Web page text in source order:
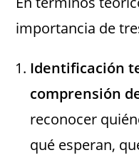
importancia de
Identificación
comprensión
reconocer
qué esperan,